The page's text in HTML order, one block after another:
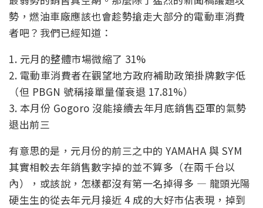
勢，燃油車廠應該也會趁勢搶走大部分的電動車消費
者吧？我們已經知道：
1. 元月的整體市場微縮了 31%
2. 電動車消費者在觀望地方政府補助政策掛牌數字低
（但 PBGN 號稱接單量僅衰退 17.81%）
3. 本月份 Gogoro 沒能接續去年月底銷售亞軍的氣勢
退出前三
有意思的是，元月份的前三之中的 YAMAHA 與 SYM
其實相較去年銷售數字掉的並不算多（在兩千台以
內），或該說，怎樣都沒有第一名掉得多 — 龍頭光陽
硬生生的從去年元月接近 4 成的大好市佔表現，掉到